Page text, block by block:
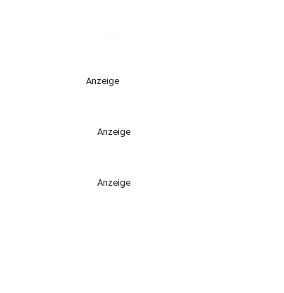
Anzeige
Anzeige
Anzeige